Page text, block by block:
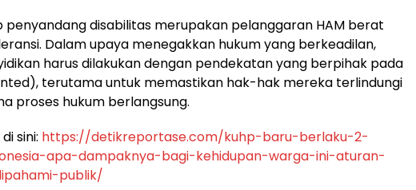
disabilitas merupakan pelanggaran HAM berat
Dalam upaya menegakkan hukum yang berkeadilan,
harus dilakukan dengan pendekatan yang berpihak pada
terutama untuk memastikan hak-hak mereka terlindungi
proses hukum berlangsung.
sini: https://detikreportase.com/kuhp-baru-berlaku-2-
apa-dampaknya-bagi-kehidupan-warga-ini-aturan-
publik/